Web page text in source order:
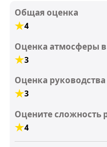
Общая оценка
4
Оценка атмосферы
3
Оценка руководства
3
Оцените сложность
4